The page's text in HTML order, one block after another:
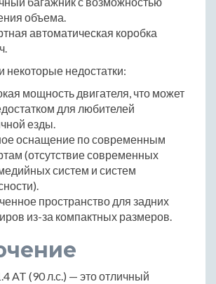
объема.
автоматическая коробка
некоторые недостатки:
мощность двигателя, что может
для любителей
езды.
оснащение по современным
(отсутствие современных
систем и систем
пространство для задних
из-за компактных размеров.
AT (90 л.с.) — это отличный